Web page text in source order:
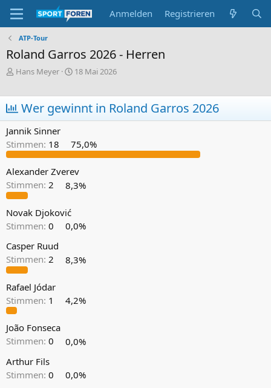
Anmelden Registrieren
ATP-Tour
Roland Garros 2026 - Herren
E
t
e
e
r
Hans Meyer
E
t
e
t
a
m
18 Mai 2026
Wer gewinnt in Roland Garros 2026
Jannik Sinner
Stimmen: 18 75,0%
Alexander Zverev
Stimmen: 2 8,3%
Novak Djoković
Stimmen: 0
0,0%
Casper Ruud
Stimmen: 2 8,3%
Rafael Jódar
Stimmen: 1 4,2%
João Fonseca
Stimmen: 0
0,0%
Arthur Fils
Stimmen: 0
0,0%